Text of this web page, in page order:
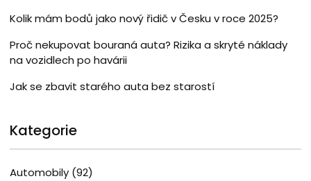
Kolik mám bodů jako nový řidič v Česku v roce 2025?
Proč nekupovat bouraná auta? Rizika a skryté náklady
na vozidlech po havárii
Jak se zbavit starého auta bez starostí
Kategorie
Automobily (92)